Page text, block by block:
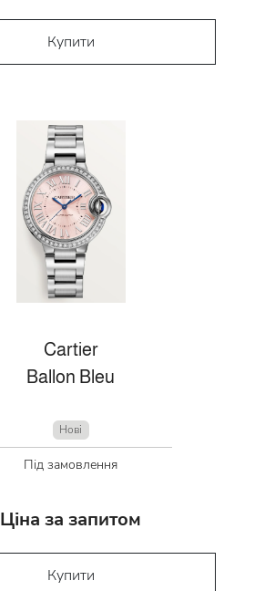
Купити
Cartier
Ballon Bleu
Нові
Під замовлення
Ціна за запитом
Купити